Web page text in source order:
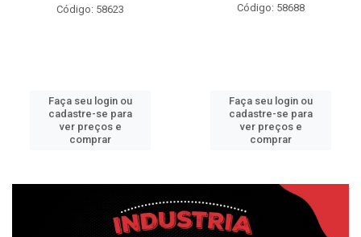
Código: 58623
Faça seu login ou
cadastre-se para
ver preços e
comprar
Código: 58688
Faça seu login ou
cadastre-se para
ver preços e
comprar